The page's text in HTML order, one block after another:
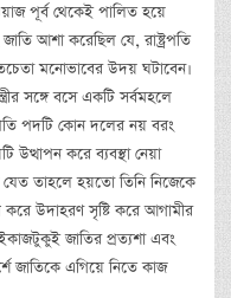
পূর্ব থেকেই পালিত হয়ে
আশা করেছিল যে, রাষ্ট্রপতি
মনোভাবের উদয় ঘটাবেন।
সঙ্গে বসে একটি সর্বমহলে
পদটি কোন দলের নয় বরং
উত্থাপন করে ব্যবস্থা নেয়া
তাহলে হয়তো তিনি নিজেকে
করে উদাহরণ সৃষ্টি করে আগামীর
জাতির প্রত্যশা এবং
জাতিকে এগিয়ে নিতে কাজ